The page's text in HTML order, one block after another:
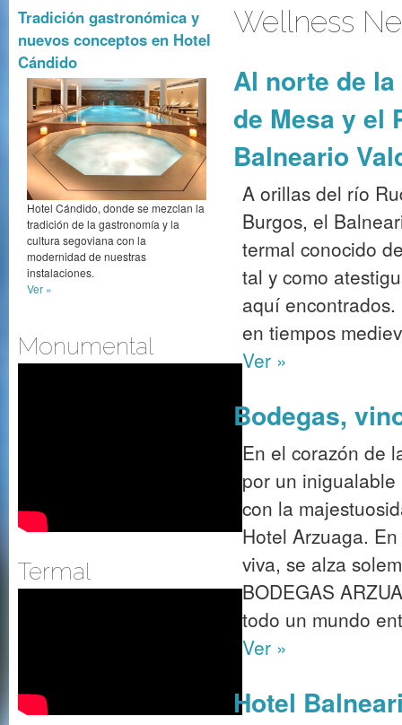
Tradición gastronómica y
nuevos conceptos en Hotel
Cándido
Hotel Cándido, donde se mezclan la
tradición de la gastronomía y la
cultura segoviana con la
modernidad de nuestras
instalaciones.
Ver »
Monumental
Termal
Wellness
Al norte de
de Mesa y el
Balneario
A orillas del río
Burgos, el
termal conocido
tal y como
aquí
en tiempos
Ver »
Bodegas,
En el corazón de
por un
con la
Hotel Arzuaga.
viva, se alza
BODEGAS
todo un mundo
Ver »
Hotel